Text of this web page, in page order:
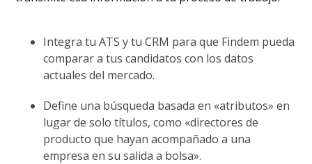
Integra tu ATS y tu CRM para que Findem pueda
comparar a tus candidatos con los datos
actuales del mercado.
Define una búsqueda basada en «atributos» en
lugar de solo títulos, como «directores de
producto que hayan acompañado a una
empresa en su salida a bolsa».